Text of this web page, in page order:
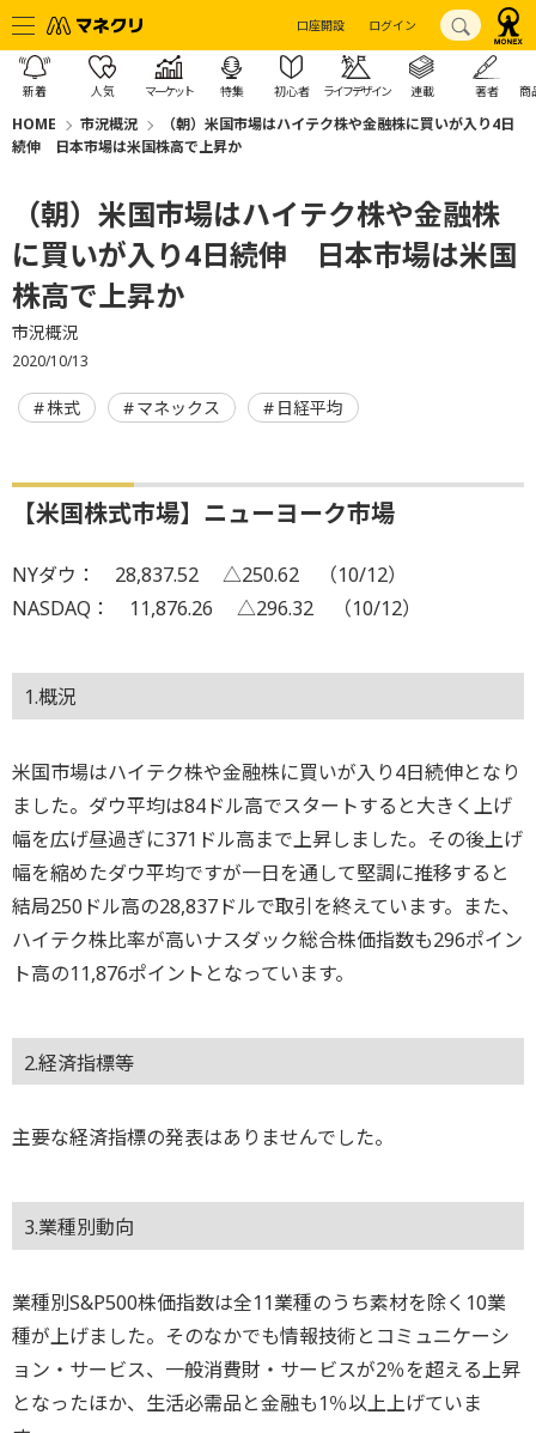
口座開設 ログイン
新着 人気 マーケット 特集 初心者 ライフデザイン 連載 著者 商
HOME 市況概況
（朝）米国市場はハイテク株や金融株に買いが入り4日
続伸 日本市場は米国株高で上昇か
（朝）米国市場はハイテク株や金融株
に買いが入り4日続伸 日本市場は米国
株高で上昇か
市況概況
2020/10/13
株式 マネックス 日経平均
【米国株式市場】ニューヨーク市場
NYダウ： 28,837.52 △250.62 （10/12）
NASDAQ： 11,876.26 △296.32 （10/12）
1.概況
米国市場はハイテク株や金融株に買いが入り4日続伸となり
ました。ダウ平均は84ドル高でスタートすると大きく上げ
幅を広げ昼過ぎに371ドル高まで上昇しました。その後上げ
幅を縮めたダウ平均ですが一日を通して堅調に推移すると
結局250ドル高の28,837ドルで取引を終えています。また、
ハイテク株比率が高いナスダック総合株価指数も296ポイン
ト高の11,876ポイントとなっています。
2.経済指標等
主要な経済指標の発表はありませんでした。
3.業種別動向
業種別S&P500株価指数は全11業種のうち素材を除く10業
種が上げました。そのなかでも情報技術とコミュニケーシ
ョン・サービス、一般消費財・サービスが2％を超える上昇
となったほか、生活必需品と金融も1％以上上げていま